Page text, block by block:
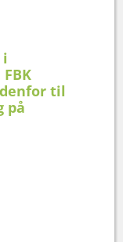
i
til
på